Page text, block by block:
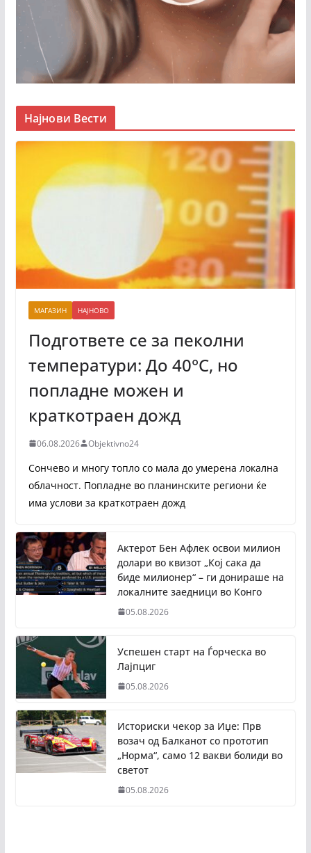
Најнови Вести
МАГАЗИН НАЈНОВО
Подгответе се за пеколни
температури: До 40°C, но
попладне можен и
краткотраен дожд
06.08.2026 Objektivno24
Сончево и многу топло со мала до умерена локална
облачност. Попладне во планинските региони ќе
има услови за краткотраен дожд
Актерот Бен Афлек освои милион
долари во квизот „Кој сака да
биде милионер“ – ги донираше на
локалните заедници во Конго
05.08.2026
Успешен старт на Ѓорческа во
Лајпциг
05.08.2026
Историски чекор за Иџе: Прв
возач од Балканот со прототип
„Норма“, само 12 вакви болиди во
светот
05.08.2026